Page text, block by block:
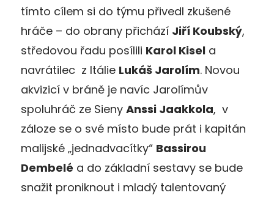
tímto cílem si do týmu přivedl zkušené
hráče – do obrany přichází Jiří Koubský,
středovou řadu posílili Karol Kisel a
navrátilec z Itálie Lukáš Jarolím. Novou
akvizicí v bráně je navíc Jarolímův
spoluhráč ze Sieny Anssi Jaakkola, v
záloze se o své místo bude prát i kapitán
malijské „jednadvacítky“ Bassirou
Dembelé a do základní sestavy se bude
snažit proniknout i mladý talentovaný